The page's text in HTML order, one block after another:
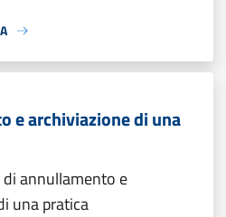
e archiviazione di una
annullamento e
una pratica